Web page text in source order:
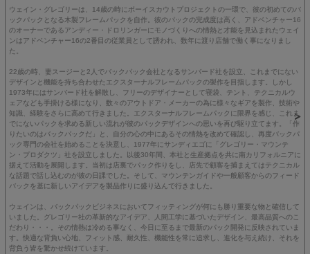
ウェイン・グレゴリーは、14歳の時にボーイスカウトプロジェクトの一環で、彼の初めてのバ
ックパックとなる木製フレームパックを自作。彼のパックの完成度は高く、アドベンチャー16
のオーナーであるアンディー・ドロリンガーにモノづくりへの情熱と才能を見込まれたウェイ
ンはアドベンチャー16の2番目の従業員として誘われ、数年に渡り店舗で働く事になりまし
た。
22歳の時、妻スージーと2人でバックパック会社となるサンバード社を設立、これまでにない
デザインと機能を持ち合わせたエクスターナルフレームパックの製作を目指します。しかし
1973年にはサンバード社を解散し、フリーのデザイナーとして寝袋、テント、テクニカルウ
ェアなども手掛ける様になり、数々のアウトドア・メーカーの為に様々なギアを製作、技術や
知識、経験をさらに高めて行きました。エクスターナルフレームパックに限界を感じ、これま
でにないパックを求める新しい流れが彼のパックデザインへの思いを再び駆り立てます。「作
りたいのはバックパックだ」と、自分の心の中にあるその情熱を改めて確認し、再度バックパ
ック専門の会社を始めることを決意し、1977年にサンディエゴに「グレゴリー・マウンテ
ン・プロダクツ」社を設立しました。以後30年間、本社と生産拠点を共に南カリフォルニアに
据えて活動を展開します。当初は店裏でパック作りをし、店先で顧客を捕まえてはテクニカル
な話題で話し込むのが彼の日課でした。そして、マウンテンガイドや一般顧客からのフィード
バックを基に新しいアイデアを製品作りに盛り込んで行きました。
ウェインは、バックパックビジネスにおいてフィッティングが何にも勝り重要な物と確信して
いました。グレゴリー社の革新的なアイデア、人間工学に基づいたデザイン、最高品質へのこ
だわり・・・。その情熱は冷める事なく、今日に至るまで最新のパック開発に反映されていま
す。快適な背負い心地、フィット感、耐久性、機能性を常に追求し、進化を与え続け、それを
背負う皆を驚かせ続けています。